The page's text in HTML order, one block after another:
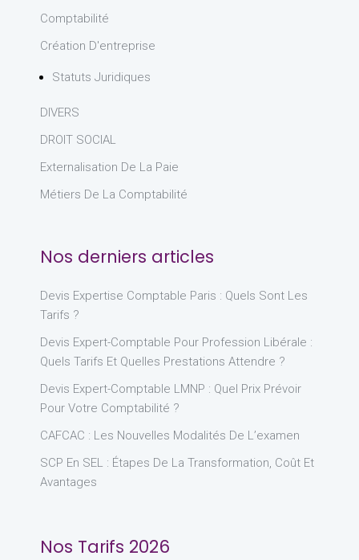
Comptabilité
Création D'entreprise
Statuts Juridiques
DIVERS
DROIT SOCIAL
Externalisation De La Paie
Métiers De La Comptabilité
Nos derniers articles
Devis Expertise Comptable Paris : Quels Sont Les
Tarifs ?
Devis Expert-Comptable Pour Profession Libérale :
Quels Tarifs Et Quelles Prestations Attendre ?
Devis Expert-Comptable LMNP : Quel Prix Prévoir
Pour Votre Comptabilité ?
CAFCAC : Les Nouvelles Modalités De L’examen
SCP En SEL : Étapes De La Transformation, Coût Et
Avantages
Nos Tarifs 2026